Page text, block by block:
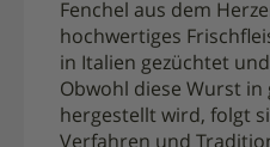
Fenchel aus dem
hochwertiges
in Italien gezüchtet
Obwohl diese Wurst
hergestellt wird, folgt